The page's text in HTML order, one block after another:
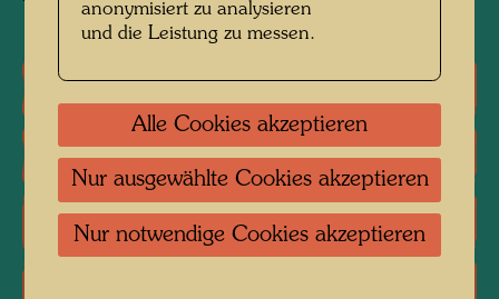
Literatur: Monographien
Literatur: Ausstellungskataloge
anonymisiert zu analysieren
und die Leistung zu messen.
Alle Cookies akzeptieren
Nur ausgewählte Cookies akzeptieren
Nur notwendige Cookies akzeptieren